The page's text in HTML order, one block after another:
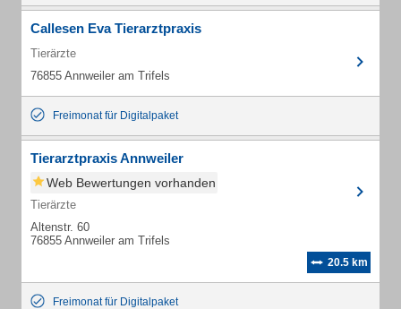
Callesen Eva Tierarztpraxis
Tierärzte
76855 Annweiler am Trifels
Freimonat für Digitalpaket
Tierarztpraxis Annweiler
Web Bewertungen vorhanden
Tierärzte
Altenstr. 60
76855 Annweiler am Trifels
20.5 km
Freimonat für Digitalpaket